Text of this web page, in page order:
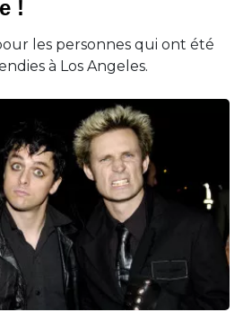
!
les personnes qui ont été
à Los Angeles.